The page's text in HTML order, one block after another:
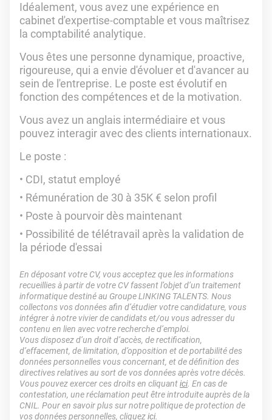
Idéalement, vous avez une expérience en
cabinet d'expertise-comptable et vous maîtrisez
la comptabilité analytique.
Vous êtes une personne dynamique, proactive,
rigoureuse, qui a envie d'évoluer et d'avancer au
sein de l'entreprise. Le poste est évolutif en
fonction des compétences et de la motivation.
Vous avez un anglais intermédiaire et vous
pouvez interagir avec des clients internationaux.
Le poste :
CDI, statut employé
Rémunération de 30 à 35K € selon profil
Poste à pourvoir dès maintenant
Possibilité de télétravail après la validation de
la période d'essai
En déposant votre CV, vous acceptez que les informations
recueillies à partir de votre CV fassent l’objet d’un traitement
informatique destiné au Groupe LINKING TALENTS. Nous
collectons vos données afin d’étudier votre candidature, vous
intégrer à notre vivier de candidats et/ou vous adresser du
contenu en lien avec votre recherche d’emploi.
Vous disposez d’un droit d’accès, de rectification,
d’effacement, de limitation, d’opposition et de portabilité des
données personnelles vous concernant, et de définition des
directives relatives au sort de vos données après votre décès.
Vous pouvez exercer ces droits en cliquantici. En cas de
contestation, une réclamation peut être introduite auprès de la
CNIL. Pour en savoir plus sur notre politique de protection de
vos données personnelles, cliquezici.